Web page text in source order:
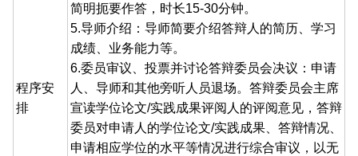
程序安
排
简明扼要作答，时长15-30分钟。
5.导师介绍：导师简要介绍答辩人的简历、学习
成绩、业务能力等。
6.委员审议、投票并讨论答辩委员会决议：申请
人、导师和其他旁听人员退场。答辩委员会主席
宣读学位论文/实践成果评阅人的评阅意见，答辩
委员对申请人的学位论文/实践成果、答辩情况、
申请相应学位的水平等情况进行综合审议，以无